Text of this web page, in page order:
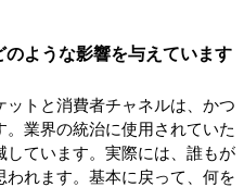
ような影響を与えています
トと消費者チャネルは、かつ
業界の統治に使用されていた
ています。実際には、誰もが
れます。基本に戻って、何を